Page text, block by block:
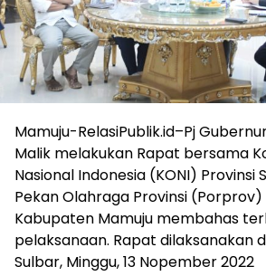
Mamuju-RelasiPublik.id–Pj
Malik melakukan Rapat bersama
Nasional Indonesia (KONI) Provinsi
Pekan Olahraga Provinsi
Kabupaten Mamuju membahas
pelaksanaan. Rapat dilaksanakan
Sulbar, Minggu, 13 Nopember 2022